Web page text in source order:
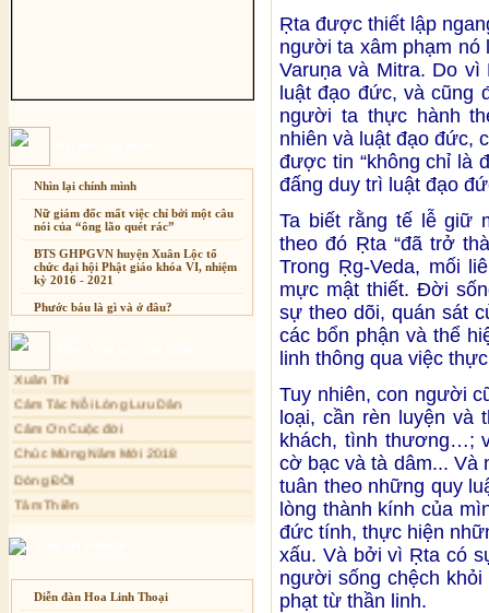
Nhìn lại chính mình
Nữ giám đốc mất việc chỉ bởi một câu
nói của “ông lão quét rác”
BTS GHPGVN huyện Xuân Lộc tổ
chức đại hội Phật giáo khóa VI, nhiệm
kỳ 2016 - 2021
Phước báu là gì và ở đâu?
Sự thương-ghét của con người
Cải đạo: Nguyên nhân & giải pháp
Nỗi lòng của các bệnh nhân nghèo
An Giang: Tịnh thất Quy Nguyên
phát quà từ thiện tại xã Cư Yang
Tịnh xá Ngọc Đăng khai giảng Thiền
dành cho Người bận rộn
Xuân Thi
Cảm Tác Nỗi Lòng Lưu Dân
Cảm Ơn Cuộc đời
Chúc Mừng Năm Mới 2018
Dòng ĐỜI
Tâm Thiền
Chuông Ngân
Anh không chết đâu em
Kiếp này
Diễn đàn Hoa Linh Thoại
Ṛta được thiết lập
người ta xâm phạm nó
Varuṇa và Mitra. Do
luật đạo đức, và cũng
người ta thực hành
nhiên và luật đạo đức,
được tin “không chỉ là
đấng duy trì luật đạo
Ta biết rằng tế lễ giữ
theo đó Ṛta “đã trở
Trong Ṛg-Veda, mối
mực mật thiết. Đời
sự theo dõi, quán sát
các bổn phận và thể
linh thông qua việc
Tuy nhiên, con người
loại, cần rèn luyện
khách, tình thương…;
cờ bạc và tà dâm... Và
tuân theo những quy
lòng thành kính của
đức tính, thực hiện
xấu. Và bởi vì Ṛta có
người sống chệch
phạt từ thần linh.